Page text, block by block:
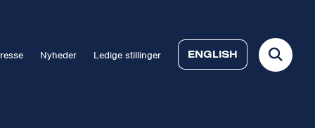
Nyheder Ledige stillinger ENGLISH